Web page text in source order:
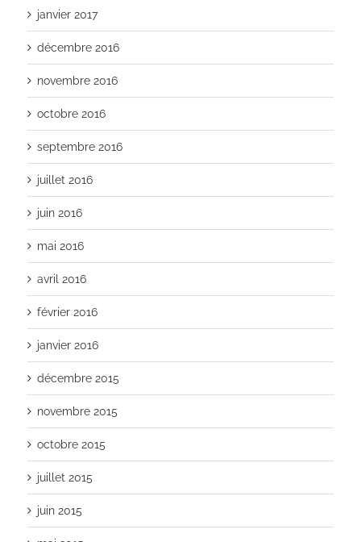
janvier 2017
décembre 2016
novembre 2016
octobre 2016
septembre 2016
juillet 2016
juin 2016
mai 2016
avril 2016
février 2016
janvier 2016
décembre 2015
novembre 2015
octobre 2015
juillet 2015
juin 2015